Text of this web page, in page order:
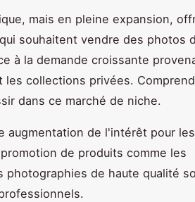
mais en pleine expansion,
souhaitent vendre des photos
à la demande croissante
collections privées.
dans ce marché de niche.
augmentation de l'intérêt pour les
de produits comme les
photographies de haute qualité